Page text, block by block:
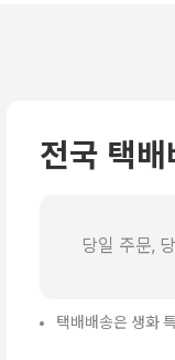
전국 택배
당일 주문,
택배배송은 생화